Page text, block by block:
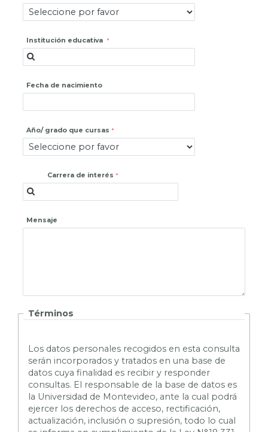
Institución educativa
Fecha de nacimiento
Año/ grado que cursas
Carrera de interés
Mensaje
Términos
Los datos personales recogidos en esta consulta
serán incorporados y tratados en una base de
datos cuya finalidad es recibir y responder
consultas. El responsable de la base de datos es
la Universidad de Montevideo, ante la cual podrá
ejercer los derechos de acceso, rectificación,
actualización, inclusión o supresión, todo lo cual